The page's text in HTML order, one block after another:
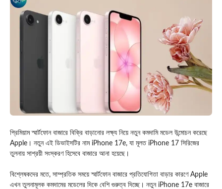
প্রিমিয়াম স্মার্টফোন বাজারে বিক্রি বাড়ানোর লক্ষ্য নিয়ে নতুন কমদামি মডেল উন্মোচন করেছে
Apple । নতুন এই ডিভাইসটির নাম iPhone 17e, যা মূলত iPhone 17 সিরিজের
তুলনায় সাশ্রয়ী সংস্করণ হিসেবে বাজারে আনা হয়েছে।
বিশ্লেষকদের মতে, সাম্প্রতিক সময়ে স্মার্টফোন বাজারে প্রতিযোগিতা বাড়ার কারণে Apple
এখন তুলনামূলক কমদামের মডেলের দিকে বেশি গুরুত্ব দিচ্ছে। নতুন iPhone 17e বাজারে